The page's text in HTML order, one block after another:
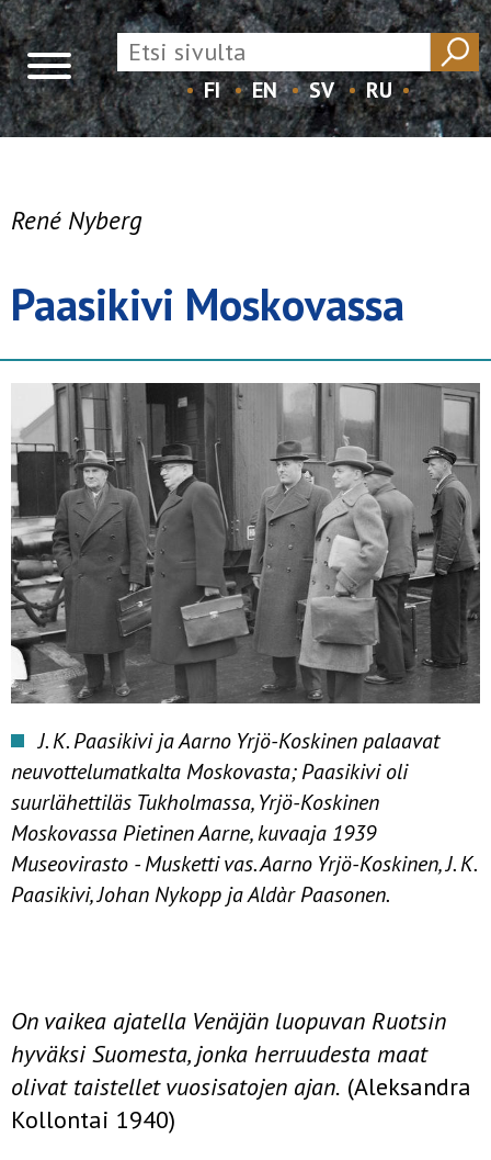
FI EN SV RU
René Nyberg
Paasikivi Moskovassa
J. K. Paasikivi ja Aarno Yrjö-Koskinen palaavat
neuvottelumatkalta Moskovasta; Paasikivi oli
suurlähettiläs Tukholmassa, Yrjö-Koskinen
Moskovassa Pietinen Aarne, kuvaaja 1939
Museovirasto - Musketti vas. Aarno Yrjö-Koskinen, J. K.
Paasikivi, Johan Nykopp ja Aldàr Paasonen.
On vaikea ajatella Venäjän luopuvan Ruotsin
hyväksi Suomesta, jonka herruudesta maat
olivat taistellet vuosisatojen ajan. (Aleksandra
Kollontai 1940)